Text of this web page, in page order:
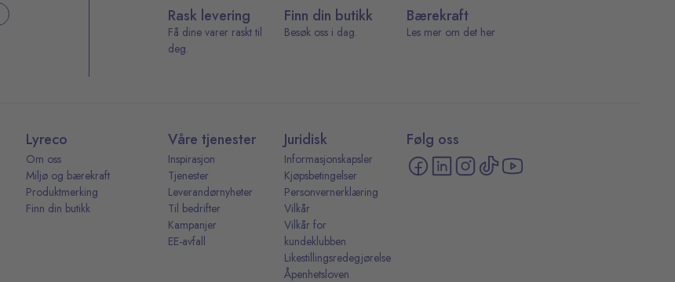
Rask levering
Få dine varer raskt til
deg.
Finn din butikk
Besøk oss i dag.
Bærekraft
Les mer om det her
Lyreco
Om oss
Miljø og bærekraft
Produktmerking
Finn din butikk
Våre tjenester
Inspirasjon
Tjenester
Leverandørnyheter
Til bedrifter
Kampanjer
EE-avfall
Juridisk
Informasjonskapsler
Kjøpsbetingelser
Personvernerklæring
Vilkår
Vilkår for
kundeklubben
Likestillingsredegjørelse
Åpenhetsloven
Følg oss